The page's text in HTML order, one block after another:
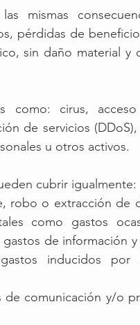
mismas
pérdidas de
sin daño material y
como: cirus,
de servicios
u otros activos.
cubrir igualmente:
robo o extracción de
como gastos
de información
inducidos por
comunicación y/o